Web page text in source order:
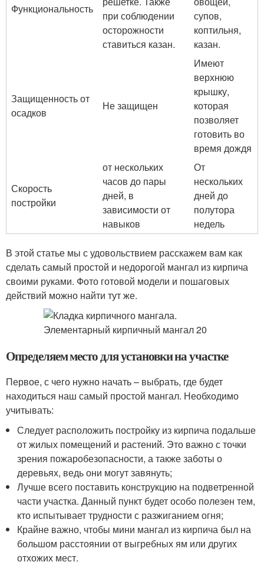
Функциональность
при соблюдении
осторожности
ставиться казан.
супов,
коптильня,
казан.
Защищенность от
осадков
Не защищен
Имеют
верхнюю
крышку,
которая
позволяет
готовить во
время дождя
Скорость
постройки
от нескольких
часов до пары
дней, в
зависимости от
навыков
От
нескольких
дней до
полутора
недель
В этой статье мы с удовольствием расскажем вам как
сделать самый простой и недорогой мангал из кирпича
своими руками. Фото готовой модели и пошаговых
действий можно найти тут же.
Определяем место для установки на участке
Первое, с чего нужно начать – выбрать, где будет
находиться наш самый простой мангал. Необходимо
учитывать:
Следует расположить постройку из кирпича подальше
от жилых помещений и растений. Это важно с точки
зрения пожаробезопасности, а также заботы о
деревьях, ведь они могут завянуть;
Лучше всего поставить конструкцию на подветренной
части участка. Данный пункт будет особо полезен тем,
кто испытывает трудности с разжиганием огня;
Крайне важно, чтобы мини мангал из кирпича был на
большом расстоянии от выгребных ям или других
отхожих мест.